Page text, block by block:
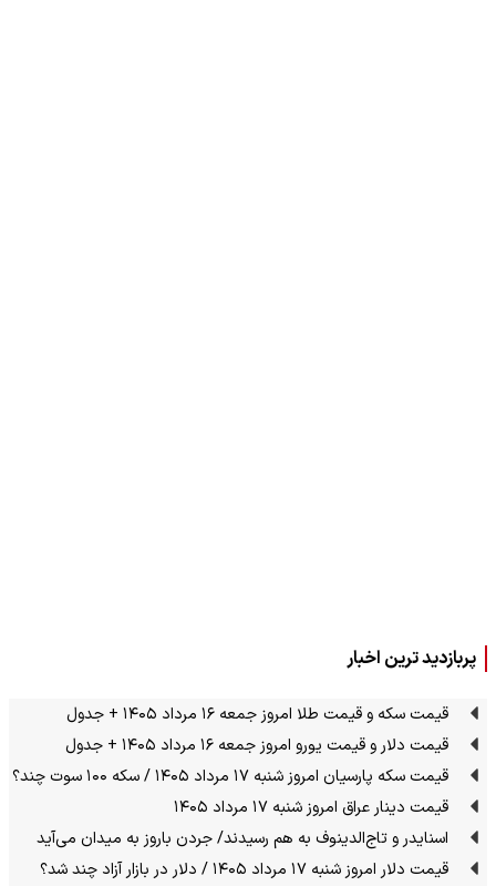
پربازدید ترین اخبار
قیمت سکه و قیمت طلا امروز جمعه ۱۶ مرداد ۱۴۰۵ + جدول
قیمت دلار و قیمت یورو امروز جمعه ۱۶ مرداد ۱۴۰۵ + جدول
قیمت سکه پارسیان امروز شنبه ۱۷ مرداد ۱۴۰۵ / سکه ۱۰۰ سوت چند؟
قیمت دینار عراق امروز شنبه ۱۷ مرداد ۱۴۰۵
اسنایدر و تاج‌الدینوف به هم رسیدند/ جردن باروز به میدان می‌آید
قیمت دلار امروز شنبه ۱۷ مرداد ۱۴۰۵ / دلار در بازار آزاد چند شد؟